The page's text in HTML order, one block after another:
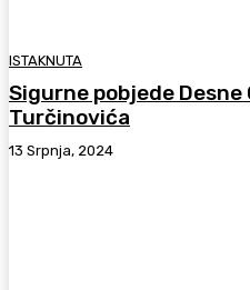
ISTAKNUTA
Sigurne pobjede Desne
Turčinovića
13 Srpnja, 2024